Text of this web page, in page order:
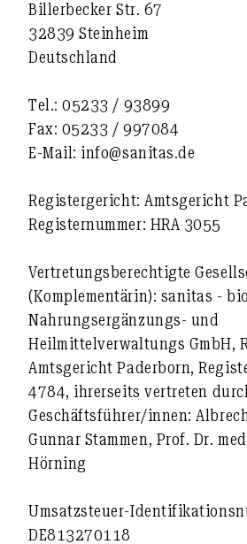
Billerbecker Str. 67
32839 Steinheim
Deutschland
Tel.: 05233 / 93899
Fax: 05233 / 997084
E-Mail: info@sanitas.de
Registergericht: Amtsgericht
Registernummer: HRA 3055
Vertretungsberechtigte
(Komplementärin): sanitas -
Nahrungsergänzungs- und
Heilmittelverwaltungs GmbH,
Amtsgericht Paderborn,
4784, ihrerseits vertreten
Geschäftsführer/innen:
Gunnar Stammen, Prof. Dr.
Hörning
Umsatzsteuer-
DE813270118